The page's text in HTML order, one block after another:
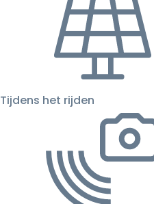
Tijdens het rijden